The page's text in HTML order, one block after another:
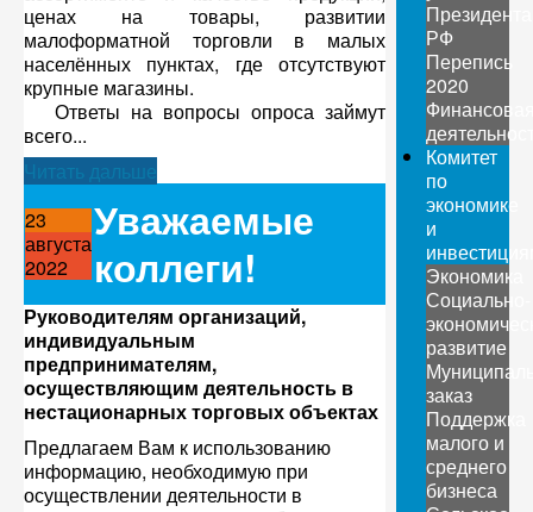
ценах на товары, развитии
малоформатной торговли в малых
населённых пунктах, где отсутствуют
крупные магазины.
Ответы на вопросы опроса займут
всего...
Читать дальше
23
августа
2022
Уважаемые
коллеги!
Руководителям организаций,
индивидуальным
предпринимателям,
осуществляющим деятельность в
нестационарных торговых объектах
Предлагаем Вам к использованию
информацию, необходимую при
осуществлении деятельности в
Президента
РФ
Перепись
2020
Комитет
по
экономике
и
Экономика
Социально-
развитие
заказ
Поддержка
малого и
среднего
бизнеса